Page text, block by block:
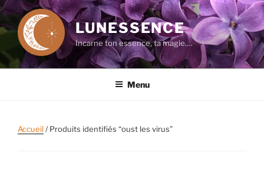
Aller
contenu
principal
LUNESSENCE
Incarne ton essence, ta magie….
Menu
Accueil/ Produits identifiés “oust les virus”